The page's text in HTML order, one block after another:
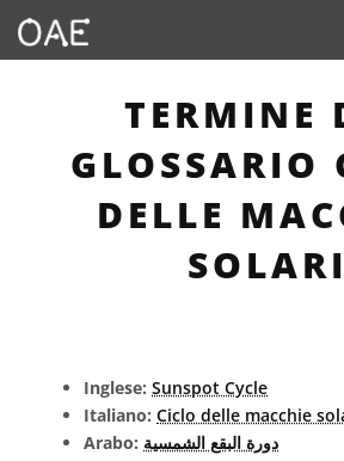
TERMINE
GLOSSARIO
DELLE
SOLARI
Inglese: Sunspot Cycle
Italiano: Ciclo delle macchie
Arabo: دورة البقع الشمسية